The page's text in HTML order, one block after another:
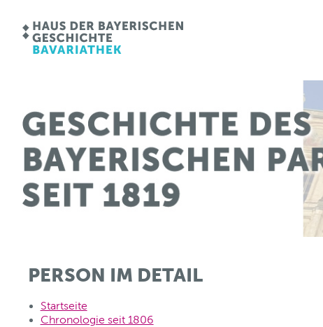
PERSON IM DETAIL
Startseite
Chronologie seit 1806